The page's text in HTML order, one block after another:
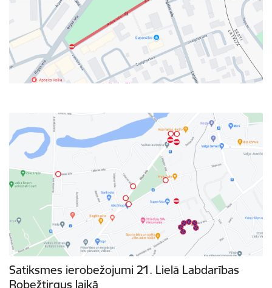
Satiksmes ierobežojumi 21. Lielā Labdarības
Robežtirgus laikā